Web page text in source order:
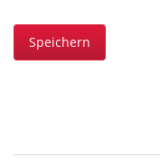
Speichern